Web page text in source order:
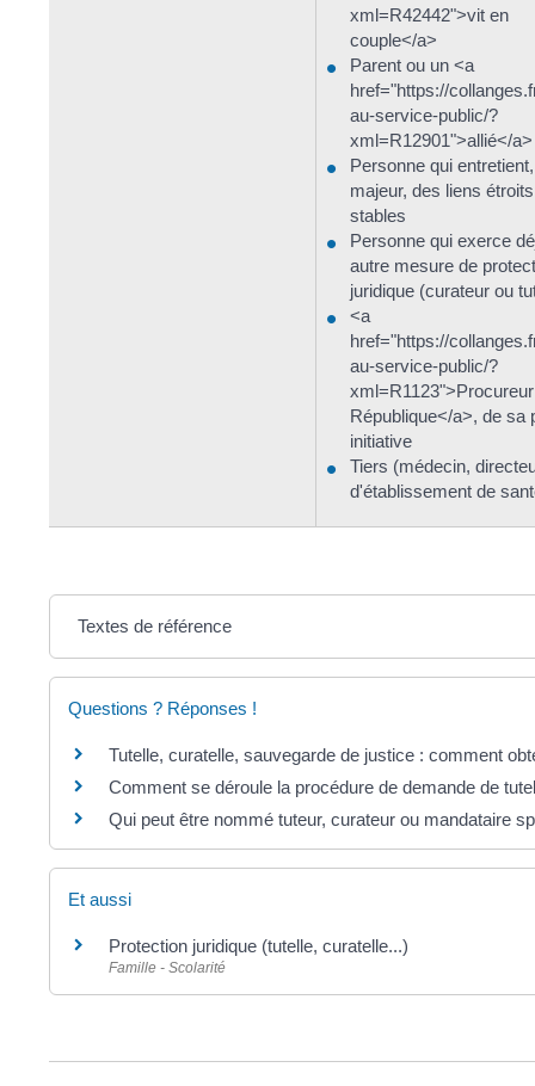
xml=R42442">vit en
couple</a>
Parent ou un <a
href="https://
au-service-public/?
xml=R12901">allié</a>
Personne qui
majeur, des liens
stables
Personne qui exerce
autre mesure de
juridique (curateur ou
<a
href="https://
au-service-public/?
République</a>, de sa
initiative
Tiers (médecin,
d'établissement de
Textes de référence
Questions ? Réponses !
Tutelle, curatelle, sauvegarde de justice : comment
Comment se déroule la procédure de demande de
Qui peut être nommé tuteur, curateur ou mandataire
Et aussi
Protection juridique (tutelle, curatelle...)
Famille - Scolarité